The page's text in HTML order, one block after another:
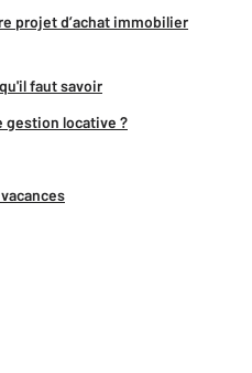
projet d’achat immobilier
faut savoir
gestion locative ?